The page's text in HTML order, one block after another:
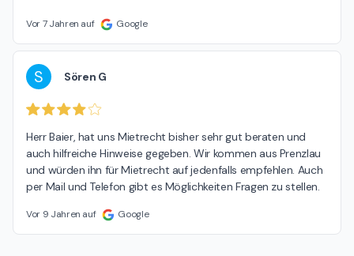
Vor 7 Jahren auf Google
S Sören G
Herr Baier, hat uns Mietrecht bisher sehr gut beraten und
auch hilfreiche Hinweise gegeben. Wir kommen aus Prenzlau
und würden ihn für Mietrecht auf jedenfalls empfehlen. Auch
per Mail und Telefon gibt es Möglichkeiten Fragen zu stellen.
Vor 9 Jahren auf Google